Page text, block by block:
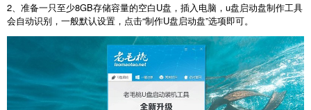
2、准备一只至少8GB存储容量的空白U盘，插入电脑， u盘启动盘制作工具
会自动识别，一般默认设置，点击“制作U盘启动盘”选项即可。